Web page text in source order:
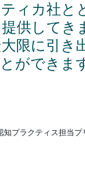
ティカ社
供してき
限に引き
ができま
プラクティス担当プ